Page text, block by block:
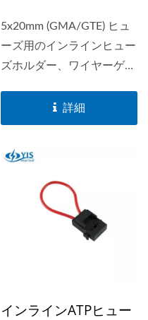
5x20mm (GMA/GTE) ヒュ
ーズ用のインラインヒュー
ズホルダー、ワイヤーゲー
詳細
インラインATPヒュー